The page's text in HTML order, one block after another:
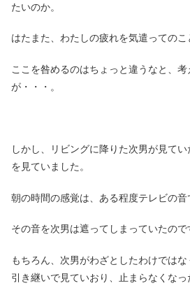
たいのか。
はたまた、わたしの疲れを気遣ってのこ
ここを咎めるのはちょっと違うなと、
が・・・。
しかし、リビングに降りた次男が見て
を見ていました。
朝の時間の感覚は、ある程度テレビの音
その音を次男は遮ってしまっていたので
もちろん、次男がわざとしたわけでは
引き継いで見ていおり、止まらなくなっ